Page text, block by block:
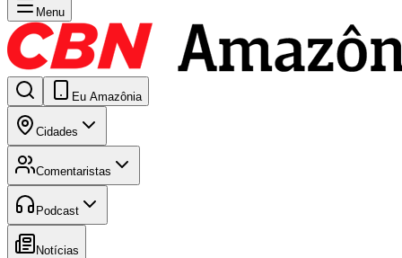
Menu
Eu Amazônia
Cidades
Comentaristas
Podcast
Notícias